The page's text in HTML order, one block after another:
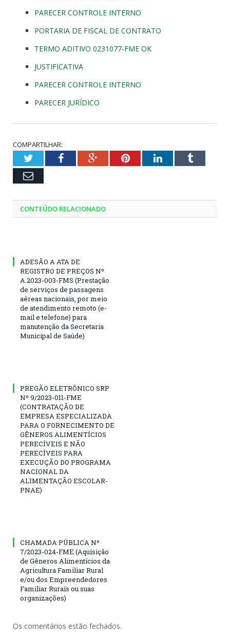
PARECER CONTROLE INTERNO
PORTARIA DE FISCAL DE CONTRATO
TERMO ADITIVO 0231077-FME OK
JUSTIFICATIVA
PARECER CONTROLE INTERNO
PARECER JURÍDICO
COMPARTILHAR:
TwitterFacebookGoogle+PinterestLinkedInTumblr
Email
CONTEÚDO RELACIONADO
ADESÃO A ATA DE
REGISTRO DE PREÇOS Nº
A.2023-003-FMS (Prestação
de serviços de passagens
aéreas nacionais, por meio
de atendimento remoto (e-
mail e telefone) para
manutenção da Secretaria
Municipal de Saúde)
PREGÃO ELETRÔNICO SRP
Nº 9/2023-011-FME
(CONTRATAÇÃO DE
EMPRESA ESPECIALIZADA
PARA O FORNECIMENTO DE
GÊNEROS ALIMENTÍCIOS
PERECÍVEIS E NÃO
PERECÍVEIS PARA
EXECUÇÃO DO PROGRAMA
NACIONAL DA
ALIMENTAÇÃO ESCOLAR-
PNAE)
CHAMADA PÚBLICA Nº
7/2023-024-FME (Aquisição
de Gêneros Alimentícios da
Agricultura Familiar Rural
e/ou dos Empreendedores
Familiar Rurais ou suas
organizações)
Os comentários estão fechados.